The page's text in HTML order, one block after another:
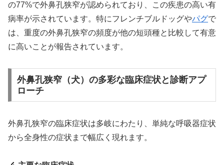
の77%で外鼻孔狭窄が認められており、この疾患の高い有
病率が示されています。特にフレンチブルドッグやパグで
は、重度の外鼻孔狭窄の頻度が他の短頭種と比較して有意
に高いことが報告されています。
外鼻孔狭窄（犬）の多彩な臨床症状と診断アプ
ローチ
外鼻孔狭窄の臨床症状は多岐にわたり、単純な呼吸器症状
から全身性の症状まで幅広く現れます。